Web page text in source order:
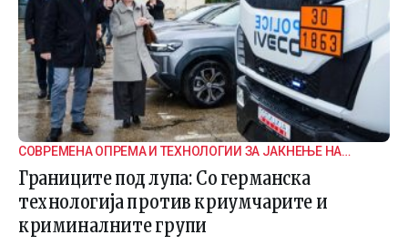
СОВРЕМЕНА ОПРЕМА И ТЕХНОЛОГИИ ЗА ЈАКНЕЊЕ НА
ГРАНИЧНАТА БЕЗБЕДНОСТ
Границите под лупа: Со германска
технологија против криумчарите и
криминалните групи